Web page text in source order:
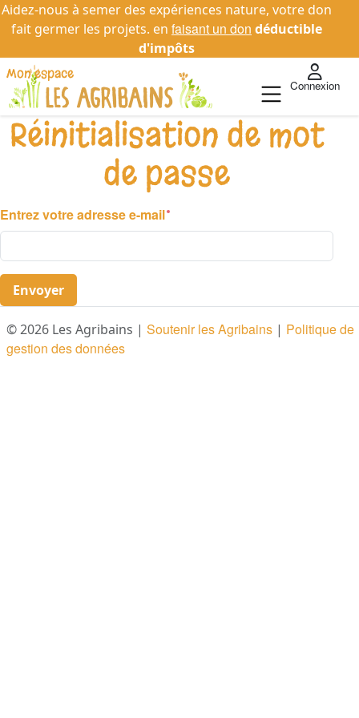
Aidez-nous à semer des expériences nature, votre don
fait germer les projets. en faisant un don déductible
d'impôts
Connexion
Réinitialisation de mot
de passe
Entrez votre adresse e-mail
Envoyer
© 2026 Les Agribains | Soutenir les Agribains | Politique de
gestion des données